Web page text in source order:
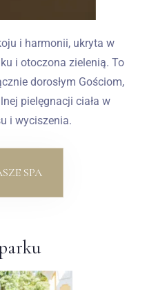
i harmonii, ukryta w
i otoczona zielenią. To
dorosłym Gościom,
pielęgnacji ciała w
i wyciszenia.
SPA